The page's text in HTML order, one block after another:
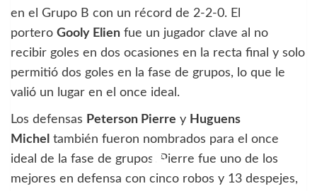
en el Grupo B con un récord de 2-2-0. El
portero Gooly Elien fue un jugador clave al no
recibir goles en dos ocasiones en la recta final y solo
permitió dos goles en la fase de grupos, lo que le
valió un lugar en el once ideal.
Los defensas Peterson Pierre y Huguens
Michel también fueron nombrados para el once
ideal de la fase de grupos. Pierre fue uno de los
mejores en defensa con cinco robos y 13 despejes,